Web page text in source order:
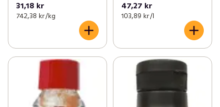
31,18 kr
742,38 kr /kg
47,27 kr
103,89 kr /l